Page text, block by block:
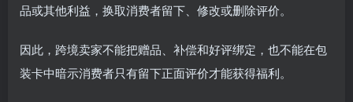
品或其他利益，换取消费者留下、修改或删除评价。
因此，跨境卖家不能把赠品、补偿和好评绑定，也不能在包
装卡中暗示消费者只有留下正面评价才能获得福利。